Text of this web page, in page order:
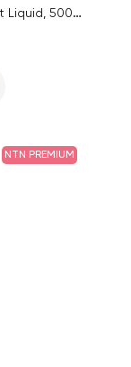
Molly Nails IZOTON Professional Expert Liquid, 500ml
NTN PREMIUM